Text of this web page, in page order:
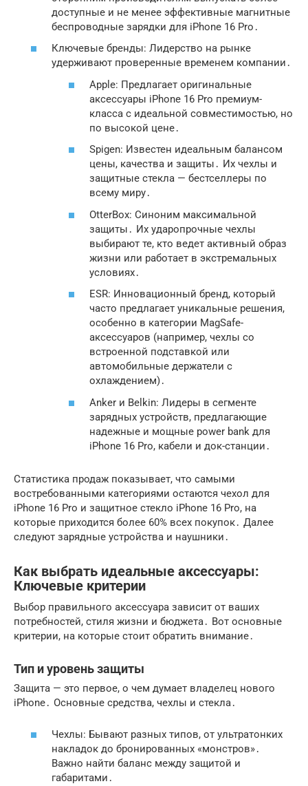
доступные и не менее эффективные магнитные
беспроводные зарядки для iPhone 16 Pro․
Ключевые бренды: Лидерство на рынке
удерживают проверенные временем компании․
Apple: Предлагает оригинальные
аксессуары iPhone 16 Pro премиум-
класса с идеальной совместимостью, но
по высокой цене․
Spigen: Известен идеальным балансом
цены, качества и защиты․ Их чехлы и
защитные стекла — бестселлеры по
всему миру․
OtterBox: Синоним максимальной
защиты․ Их ударопрочные чехлы
выбирают те, кто ведет активный образ
жизни или работает в экстремальных
условиях․
ESR: Инновационный бренд, который
часто предлагает уникальные решения,
особенно в категории MagSafe-
аксессуаров (например, чехлы со
встроенной подставкой или
автомобильные держатели с
охлаждением)․
Anker и Belkin: Лидеры в сегменте
зарядных устройств, предлагающие
надежные и мощные power bank для
iPhone 16 Pro, кабели и док-станции․
Статистика продаж показывает, что самыми
востребованными категориями остаются чехол для
iPhone 16 Pro и защитное стекло iPhone 16 Pro, на
которые приходится более 60% всех покупок․ Далее
следуют зарядные устройства и наушники․
Как выбрать идеальные аксессуары:
Ключевые критерии
Выбор правильного аксессуара зависит от ваших
потребностей, стиля жизни и бюджета․ Вот основные
критерии, на которые стоит обратить внимание․
Тип и уровень защиты
Защита — это первое, о чем думает владелец нового
iPhone․ Основные средства, чехлы и стекла․
Чехлы: Бывают разных типов, от ультратонких
накладок до бронированных «монстров»․
Важно найти баланс между защитой и
габаритами․